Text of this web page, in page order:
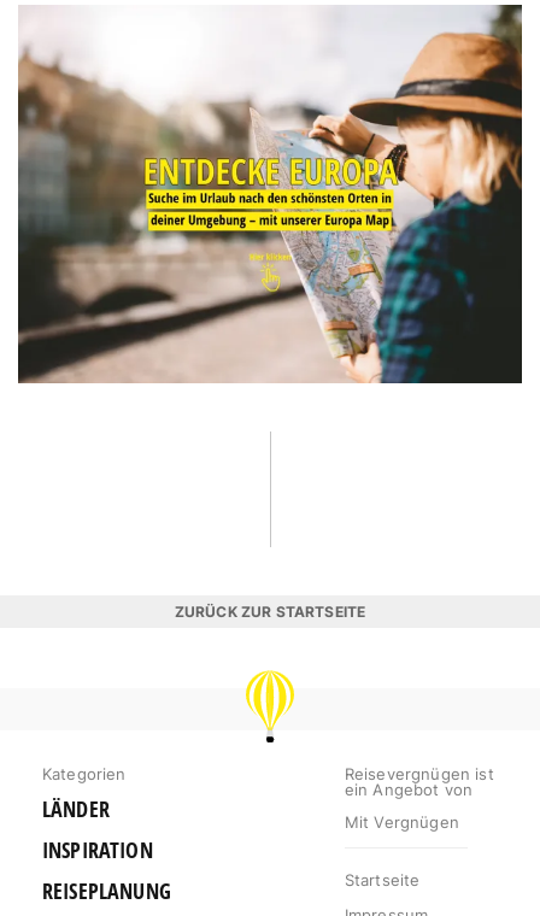
ZURÜCK ZUR STARTSEITE
REISEVERGNÜGEN
Kategorien
LÄNDER
INSPIRATION
REISEPLANUNG
Reisevergnügen ist
ein Angebot von
Mit Vergnügen
Startseite